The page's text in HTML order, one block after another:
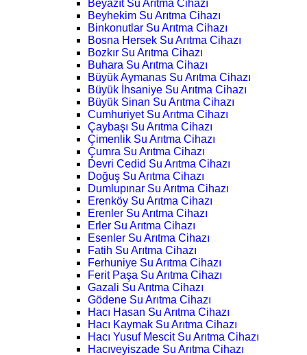
Beyazıt Su Arıtma Cihazı
Beyhekim Su Arıtma Cihazı
Binkonutlar Su Arıtma Cihazı
Bosna Hersek Su Arıtma Cihazı
Bozkır Su Arıtma Cihazı
Buhara Su Arıtma Cihazı
Büyük Aymanas Su Arıtma Cihazı
Büyük İhsaniye Su Arıtma Cihazı
Büyük Sinan Su Arıtma Cihazı
Cumhuriyet Su Arıtma Cihazı
Çaybaşı Su Arıtma Cihazı
Çimenlik Su Arıtma Cihazı
Çumra Su Arıtma Cihazı
Devri Cedid Su Arıtma Cihazı
Doğuş Su Arıtma Cihazı
Dumlupınar Su Arıtma Cihazı
Erenköy Su Arıtma Cihazı
Erenler Su Arıtma Cihazı
Erler Su Arıtma Cihazı
Esenler Su Arıtma Cihazı
Fatih Su Arıtma Cihazı
Ferhuniye Su Arıtma Cihazı
Ferit Paşa Su Arıtma Cihazı
Gazali Su Arıtma Cihazı
Gödene Su Arıtma Cihazı
Hacı Hasan Su Arıtma Cihazı
Hacı Kaymak Su Arıtma Cihazı
Hacı Yusuf Mescit Su Arıtma Cihazı
Hacıveyiszade Su Arıtma Cihazı